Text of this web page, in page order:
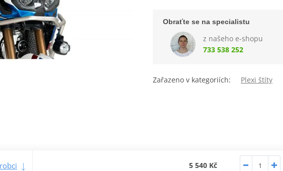
Obraťte se na specialistu
z našeho e-shopu
733 538 252
Zařazeno v kategoriích: Plexi štíty
5 540 Kč